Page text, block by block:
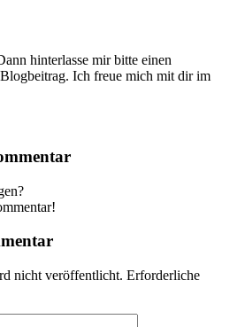
hinterlasse mir bitte einen
Ich freue mich mit dir im
nicht veröffentlicht. Erforderliche